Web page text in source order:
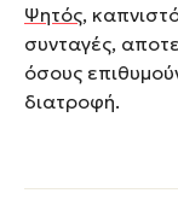
Ψητός,
συνταγές,
όσους
διατροφή.